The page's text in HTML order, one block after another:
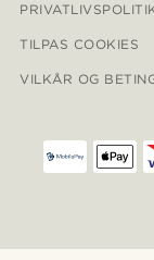
TILPAS COOKIES
VILKÅR OG